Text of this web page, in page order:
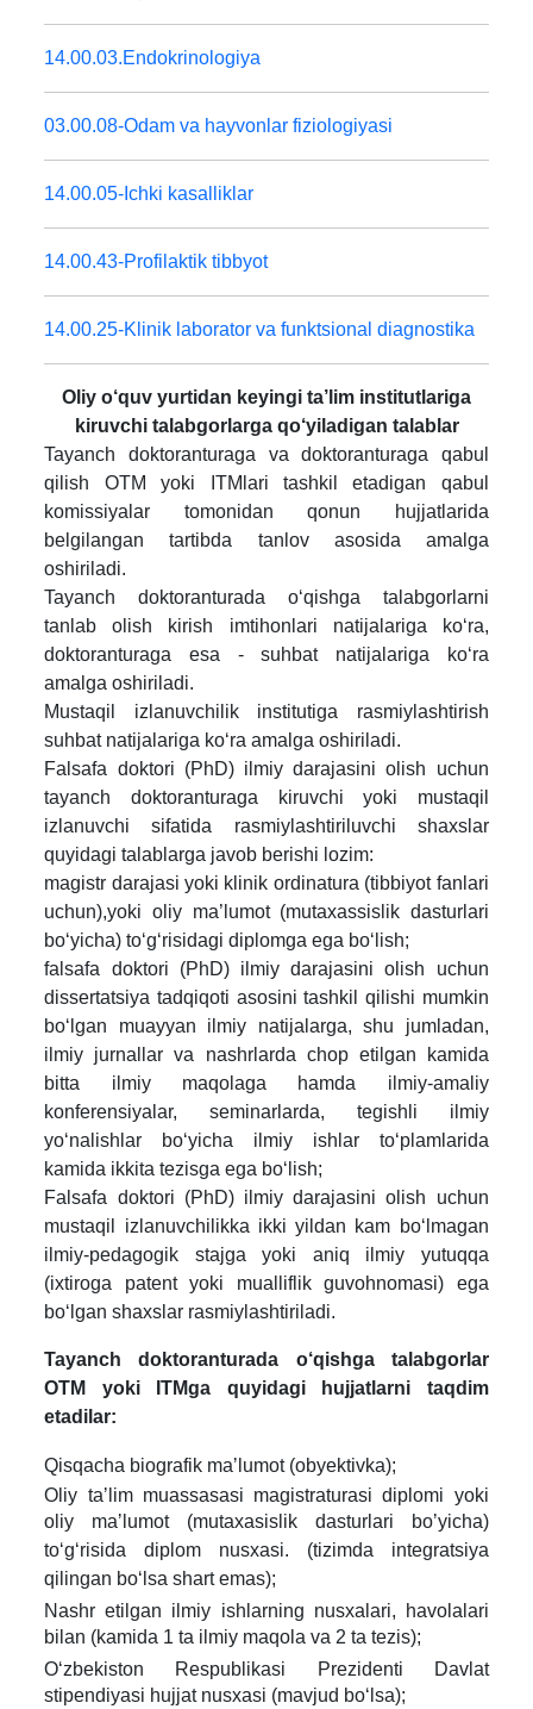
14.00.03.Endokrinologiya
03.00.08-Odam va hayvonlar fiziologiyasi
14.00.05-Ichki kasalliklar
14.00.43-Profilaktik tibbyot
14.00.25-Klinik laborator va funktsional diagnostika
Oliy o‘quv yurtidan keyingi ta’lim institutlariga
kiruvchi talabgorlarga qo‘yiladigan talablar
Tayanch doktoranturaga va doktoranturaga qabul
qilish OTM yoki ITMlari tashkil etadigan qabul
komissiyalar tomonidan qonun hujjatlarida
belgilangan tartibda tanlov asosida amalga
oshiriladi.
Tayanch doktoranturada o‘qishga talabgorlarni
tanlab olish kirish imtihonlari natijalariga ko‘ra,
doktoranturaga esa - suhbat natijalariga ko‘ra
amalga oshiriladi.
Mustaqil izlanuvchilik institutiga rasmiylashtirish
suhbat natijalariga ko‘ra amalga oshiriladi.
Falsafa doktori (PhD) ilmiy darajasini olish uchun
tayanch doktoranturaga kiruvchi yoki mustaqil
izlanuvchi sifatida rasmiylashtiriluvchi shaxslar
quyidagi talablarga javob berishi lozim:
magistr darajasi yoki klinik ordinatura (tibbiyot fanlari
uchun),yoki oliy ma’lumot (mutaxassislik dasturlari
bo‘yicha) to‘g‘risidagi diplomga ega bo‘lish;
falsafa doktori (PhD) ilmiy darajasini olish uchun
dissertatsiya tadqiqoti asosini tashkil qilishi mumkin
bo‘lgan muayyan ilmiy natijalarga, shu jumladan,
ilmiy jurnallar va nashrlarda chop etilgan kamida
bitta ilmiy maqolaga hamda ilmiy-amaliy
konferensiyalar, seminarlarda, tegishli ilmiy
yo‘nalishlar bo‘yicha ilmiy ishlar to‘plamlarida
kamida ikkita tezisga ega bo‘lish;
Falsafa doktori (PhD) ilmiy darajasini olish uchun
mustaqil izlanuvchilikka ikki yildan kam bo‘lmagan
ilmiy-pedagogik stajga yoki aniq ilmiy yutuqqa
(ixtiroga patent yoki mualliflik guvohnomasi) ega
bo‘lgan shaxslar rasmiylashtiriladi.
Tayanch doktoranturada o‘qishga talabgorlar
OTM yoki ITMga quyidagi hujjatlarni taqdim
etadilar:
Qisqacha biografik maʼlumot (obyektivka);
Oliy taʼlim muassasasi magistraturasi diplomi yoki
oliy maʼlumot (mutaxasislik dasturlari boʼyicha)
to‘g‘risida diplom nusxasi. (tizimda integratsiya
qilingan bo‘lsa shart emas);
Nashr etilgan ilmiy ishlarning nusxalari, havolalari
bilan (kamida 1 ta ilmiy maqola va 2 ta tezis);
Oʻzbekiston Respublikasi Prezidenti Davlat
stipendiyasi hujjat nusxasi (mavjud boʻlsa);